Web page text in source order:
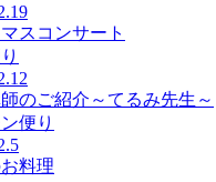
スコンサート
のご紹介～てるみ先生～
便り
料理